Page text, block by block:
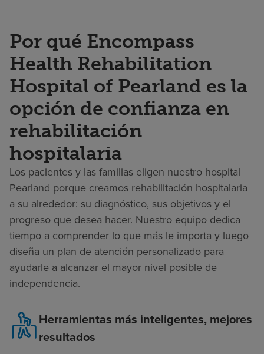
Por qué Encompass
Health Rehabilitation
Hospital of Pearland es la
opción de confianza en
rehabilitación
hospitalaria
Los pacientes y las familias eligen nuestro hospital
Pearland porque creamos rehabilitación hospitalaria
a su alrededor: su diagnóstico, sus objetivos y el
progreso que desea hacer. Nuestro equipo dedica
tiempo a comprender lo que más le importa y luego
diseña un plan de atención personalizado para
ayudarle a alcanzar el mayor nivel posible de
independencia.
Herramientas más inteligentes, mejores
resultados